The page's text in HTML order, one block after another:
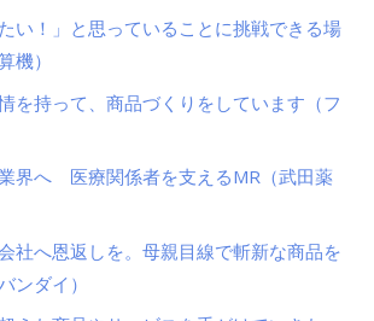
い！」と思っていることに挑戦できる場
機）
を持って、商品づくりをしています（フ
界へ 医療関係者を支えるMR（武田薬
社へ恩返しを。母親目線で斬新な商品を
ンダイ）